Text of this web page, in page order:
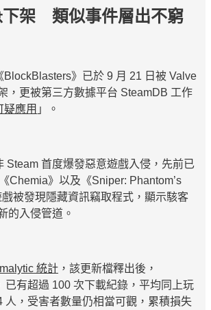
下架 類似事件層出不窮
BlockBlasters》已於 9 月 21 日被 Valve
，更被第三方數據平台 SteamDB 工作
疑應用 」。
Steam 首度爆發惡意遊戲入侵，先前已
《Chemia》以及《Sniper: Phantom’s
被發現隱藏資訊竊取程式，顯示駭客
的入侵管道。
統計 ，該更新檔釋出後，
已有超過 100 次下載紀錄，平均同上玩
人，受害者數量仍相當可觀，累積損失